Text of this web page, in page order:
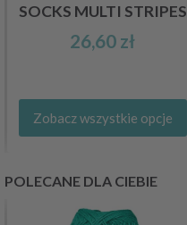
SOCKS MULTI STRIPES
26,60 zł
Zobacz wszystkie opcje
POLECANE DLA CIEBIE